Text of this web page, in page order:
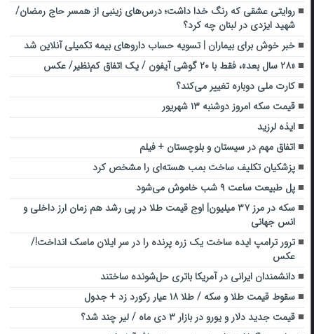
روایتی عشقی که رنگ خدا داشت؛ درس‌های زینبی از همسر حاج رمضان/
شهید ایزدی در لبنان چه کرد؟
خبر خوش برای بیماران | تسویه حساب داروهای بیمه تکمیلی آنلاین شد
«۲۸ سال بعد»، فقط با ۲۰ گوشی آیفون / یک اتفاق کم‌نظیر/ عکس
کارت ملی دوباره تغییر می‌کند؟
قیمت سکه امروز دوشنبه ۱۳ شهریور
ایذه لرزید
اتفاق مهم در سیستان و بلوچستان + فیلم
پزشکیان تکلیف ساخت بمب هسته‌ای را مشخص کرد
پل طبیعت ساعت ۹ شب خاموش می‌شود
سکه در مرز ۳۷ میلیون| اوج قیمت طلا در پی رشد هم زمان ارز داخلی و
انس جهانی
ترور ترامپ ایده ساخت یک زره پرنده را در سر ایلان ماسک انداخت!/
عکس
دانشمندان ایرانی در آمریکا باتری حل‌شونده ساختند
سقوط قیمت طلا و سکه / طلا ۱۸ عیار رکورد زد + جدول
قیمت جدید دلار و یورو در بازار ۳ دی ماه / لیر چند شد؟